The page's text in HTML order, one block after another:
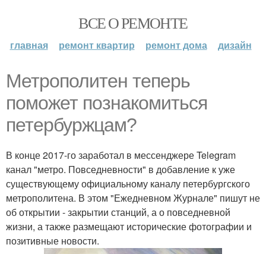
ВСЕ О РЕМОНТЕ
главная ремонт квартир ремонт дома дизайн
Метрополитен теперь
поможет познакомиться
петербуржцам?
В конце 2017-го заработал в мессенджере Telegram
канал "метро. Повседневности" в добавление к уже
существующему официальному каналу петербургского
метрополитена. В этом "Ежедневном Журнале" пишут не
об открытии - закрытии станций, а о повседневной
жизни, а также размещают исторические фотографии и
позитивные новости.